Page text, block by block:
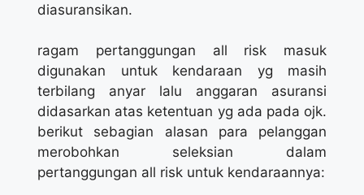
diasuransikan.
ragam pertanggungan all risk masuk
digunakan untuk kendaraan yg masih
terbilang anyar lalu anggaran asuransi
didasarkan atas ketentuan yg ada pada ojk.
berikut sebagian alasan para pelanggan
merobohkan seleksian dalam
pertanggungan all risk untuk kendaraannya: